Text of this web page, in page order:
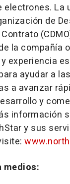
electrones. La
de
la compañía
experiencia
ayudar a
a avanzar
y
información
y sus
medios: